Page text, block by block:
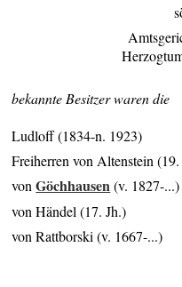
bekannte Besitzer waren die
Ludloff (1834-n. 1923)
Freiherren von Altenstein
vonGöchhausen(v. 1827-...)
von Händel (17. Jh.)
von Rattborski (v. 1667-...)